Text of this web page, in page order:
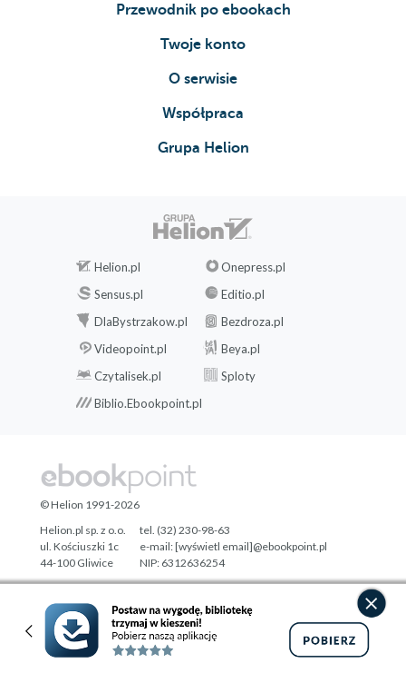
Przewodnik po ebookach
Twoje konto
O serwisie
Współpraca
Grupa Helion
Helion.pl
Onepress.pl
Sensus.pl
Editio.pl
DlaBystrzakow.pl
Bezdroza.pl
Videopoint.pl
Beya.pl
Czytalisek.pl
Sploty
Biblio.Ebookpoint.pl
Designed with ♥ byTonik.pl
© Helion 1991-2026
Helion.pl sp. z o.o.
ul. Kościuszki 1c
44-100 Gliwice
tel. (32) 230-98-63
e-mail:[wyświetl email]@ebookpoint.pl
NIP: 6312636254
Regon: 241989027
Pełna wersja strony »